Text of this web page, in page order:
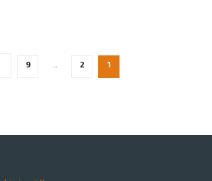
1
2
…
9